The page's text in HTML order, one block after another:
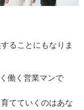
ることにもなりま
働く営業マンで
てていくのはあな